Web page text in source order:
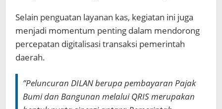
Selain penguatan layanan kas, kegiatan ini juga
menjadi momentum penting dalam mendorong
percepatan digitalisasi transaksi pemerintah
daerah.
”Peluncuran DILAN berupa pembayaran Pajak
Bumi dan Bangunan melalui QRIS merupakan